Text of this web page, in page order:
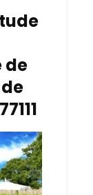
de